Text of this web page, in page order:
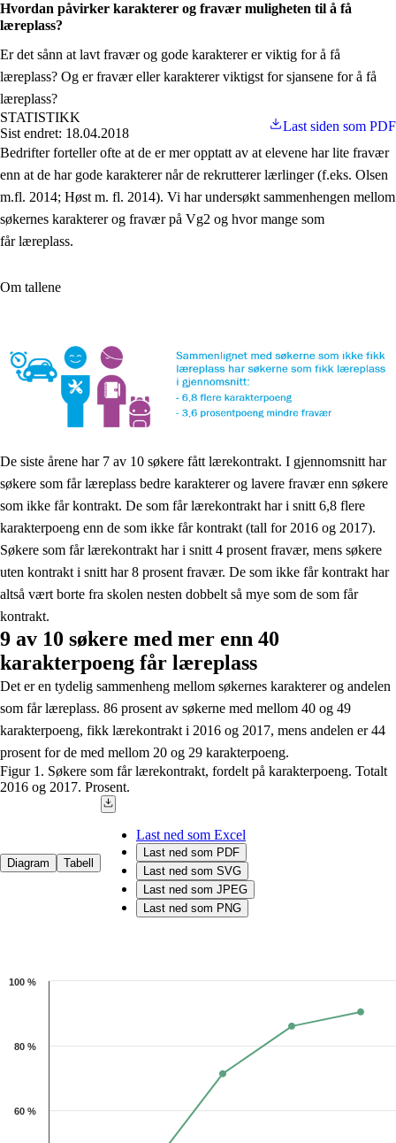
Hvordan påvirker karakterer og fravær muligheten til å få
læreplass?
Er det sånn at lavt fravær og gode karakterer er viktig for å få
læreplass? Og er fravær eller karakterer viktigst for sjansene for å få
læreplass?
STATISTIKK
Sist endret: 18.04.2018
Last siden som PDF
Bedrifter forteller ofte at de er mer opptatt av at elevene har lite fravær
enn at de har gode karakterer når de rekrutterer lærlinger (f.eks. Olsen
m.fl. 2014; Høst m. fl. 2014). Vi har undersøkt sammenhengen mellom
søkernes karakterer og fravær på Vg2 og hvor mange som
får læreplass.
Om tallene
De siste årene har 7 av 10 søkere fått lærekontrakt. I gjennomsnitt har
søkere som får læreplass bedre karakterer og lavere fravær enn søkere
som ikke får kontrakt. De som får lærekontrakt har i snitt 6,8 flere
karakterpoeng enn de som ikke får kontrakt (tall for 2016 og 2017).
Søkere som får lærekontrakt har i snitt 4 prosent fravær, mens søkere
uten kontrakt i snitt har 8 prosent fravær. De som ikke får kontrakt har
altså vært borte fra skolen nesten dobbelt så mye som de som får
kontrakt.
9 av 10 søkere med mer enn 40
karakterpoeng får læreplass
Det er en tydelig sammenheng mellom søkernes karakterer og andelen
som får læreplass. 86 prosent av søkerne med mellom 40 og 49
karakterpoeng, fikk lærekontrakt i 2016 og 2017, mens andelen er 44
prosent for de med mellom 20 og 29 karakterpoeng.
Figur 1. Søkere som får lærekontrakt, fordelt på karakterpoeng. Totalt
2016 og 2017. Prosent.
Diagram Tabell
Last ned som Excel
Last ned som PDF
Last ned som SVG
Last ned som JPEG
Last ned som PNG
The chart has 1 Y axis displaying 1. Data ranges from 11.7 to 90.5.
60 %
80 %
100 %